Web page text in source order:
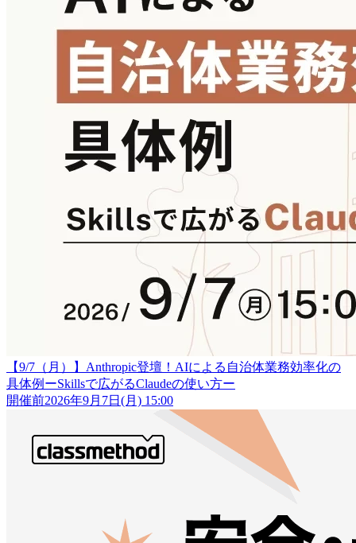
【9/7（月）】Anthropic登壇！AIによる自治体業務効率化の
具体例ーSkillsで広がるClaudeの使い方ー
開催前2026年9月7日(月) 15:00